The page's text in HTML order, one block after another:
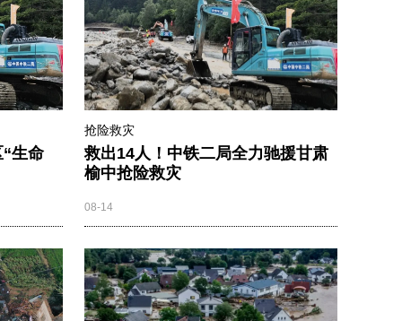
生命
抢险救灾
救出14人！中铁二局全力驰援甘肃
榆中抢险救灾
08-14